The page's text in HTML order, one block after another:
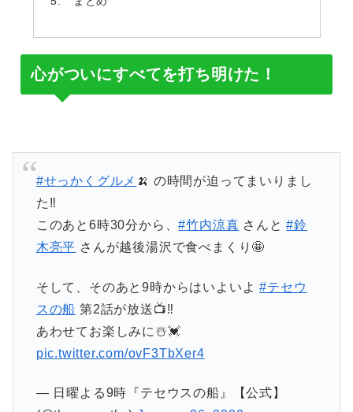
心がついにすべてを打ち明けた！
#せっかくグルメ 🍌 の時間が迫ってまいりまし
た‼️
このあと6時30分から、#竹内涼真 さんと#鈴
木亮平 さんが越後湯沢で食べまくり🤩
そして、そのあと9時からはいよいよ#テセウ
スの船 第2話が放送📺‼️
あわせてお楽しみに☃️💓
pic.twitter.com/ovF3TbXer4
— 日曜よる9時『テセウスの船』【公式】